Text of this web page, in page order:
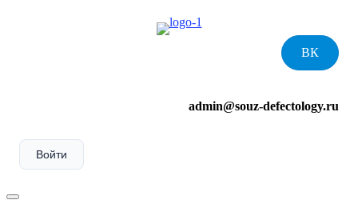
ВК
admin@souz-defectology.ru
Войти
Menu